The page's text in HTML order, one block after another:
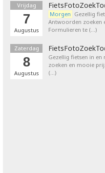
Vrijdag
7
Augustus
Morgen Gezellig
Antwoorden zoeken
Formulieren te (…)
Zaterdag
8
Augustus
Gezellig fietsen in
zoeken en mooie
(…)